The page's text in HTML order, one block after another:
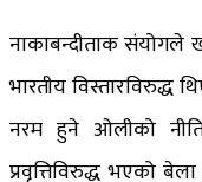
नाकाबन्दीताक संयोगले
भारतीय विस्तारविरुद्ध
नरम हुने ओलीको
प्रवृत्तिविरुद्ध भएको